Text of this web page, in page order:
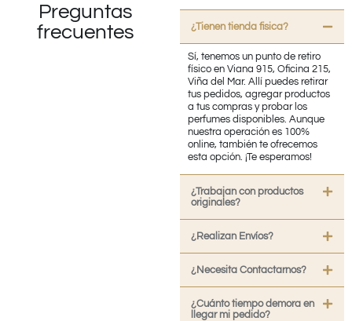
Preguntas
frecuentes
¿Tienen tienda fisica?
Sí, tenemos un punto de retiro
físico en Viana 915, Oficina 215,
Viña del Mar. Allí puedes retirar
tus pedidos, agregar productos
a tus compras y probar los
perfumes disponibles. Aunque
nuestra operación es 100%
online, también te ofrecemos
esta opción. ¡Te esperamos!
¿Trabajan con productos
originales?
¿Realizan Envíos?
¿Necesita Contactarnos?
¿Cuánto tiempo demora en
llegar mi pedido?